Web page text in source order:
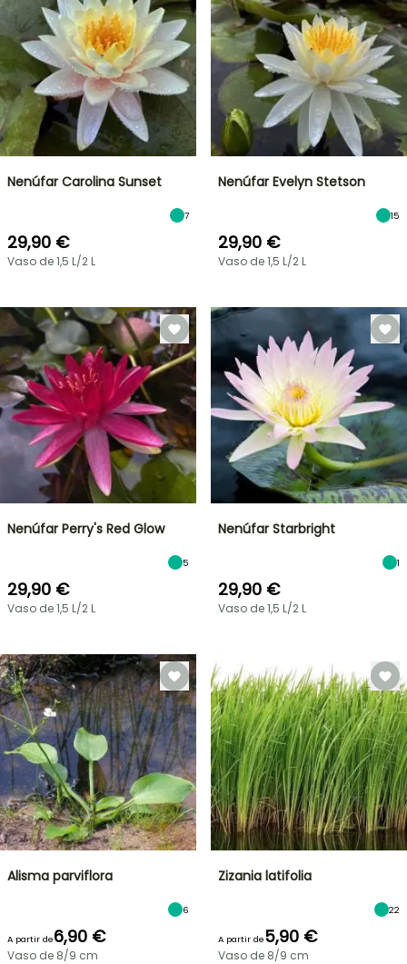
Nenúfar Carolina Sunset
7
29,90 €
Vaso de 1,5 L/2 L
Nenúfar Evelyn Stetson
15
29,90 €
Vaso de 1,5 L/2 L
Nenúfar Perry's Red Glow
5
29,90 €
Vaso de 1,5 L/2 L
Nenúfar Starbright
1
29,90 €
Vaso de 1,5 L/2 L
Alisma parviflora
6
A partir de6,90 €
Vaso de 8/9 cm
Zizania latifolia
22
A partir de5,90 €
Vaso de 8/9 cm